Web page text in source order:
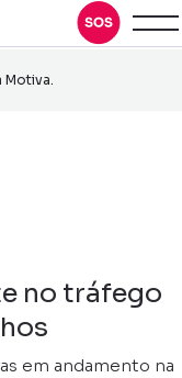
Motiva.
no tráfego
em andamento na